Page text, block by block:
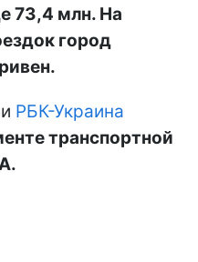
73,4 млн. На
город
РБК-Украина
транспортной